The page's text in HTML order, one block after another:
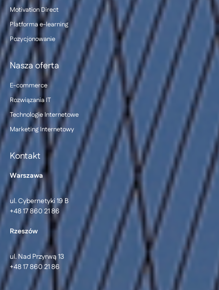
Motivation Direct
Platforma e-learning
Pozycjonowanie
Nasza oferta
E-commerce
Rozwiązania IT
Technologie Internetowe
Marketing Internetowy
Kontakt
Warszawa
ul. Cybernetyki 19 B
+48 17 860 21 86
Rzeszów
ul. Nad Przyrwą 13
+48 17 860 21 86